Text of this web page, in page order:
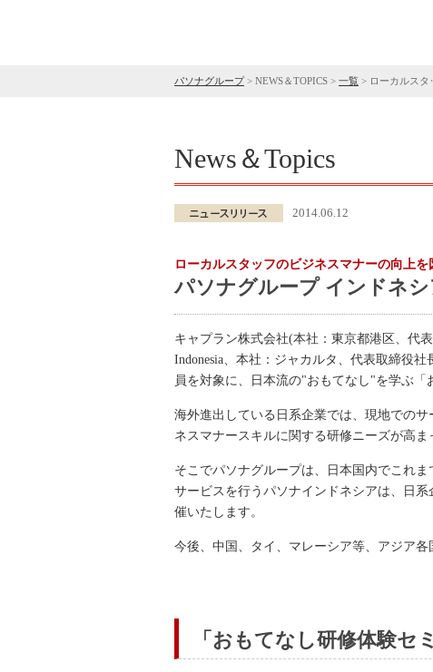
パソナグループ> NEWS＆TOPICS > 一覧 > ローカルス
News＆Topics
2014.06.12
ローカルスタッフのビジネスマナーの向上を
パソナグループ インドネ
キャプラン株式会社(本社：東京都港区、代
Indonesia、本社：ジャカルタ、代表取締役
員を対象に、日本流の"おもてなし"を学ぶ「
海外進出している日系企業では、現地での
ネスマナースキルに関する研修ニーズが高ま
そこでパソナグループは、日本国内でこれ
サービスを行うパソナインドネシアは、日
催いたします。
今後、中国、タイ、マレーシア等、アジア
「おもてなし研修体験セ